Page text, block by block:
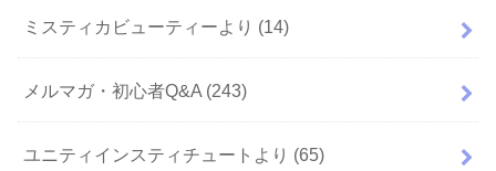
ミスティカビューティーより (14)
メルマガ・初心者Q&A (243)
ユニティインスティチュートより (65)